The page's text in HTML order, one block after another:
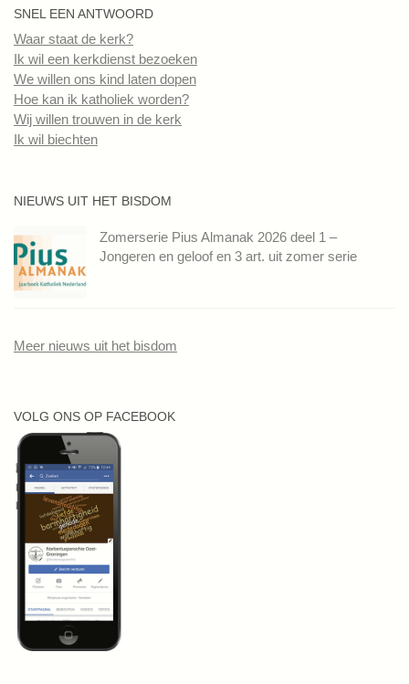
SNEL EEN ANTWOORD
Waar staat de kerk?
Ik wil een kerkdienst bezoeken
We willen ons kind laten dopen
Hoe kan ik katholiek worden?
Wij willen trouwen in de kerk
Ik wil biechten
NIEUWS UIT HET BISDOM
Zomerserie Pius Almanak 2026 deel 1 –
Jongeren en geloof en 3 art. uit zomer serie
Meer nieuws uit het bisdom
VOLG ONS OP FACEBOOK